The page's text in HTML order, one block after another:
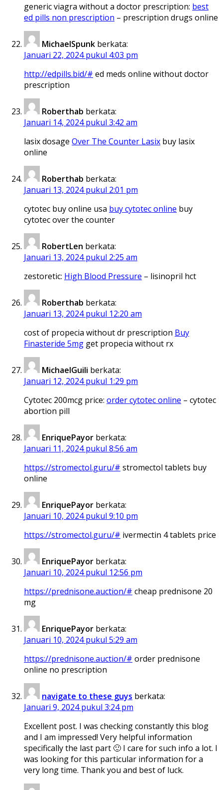
generic viagra without a doctor prescription: best
ed pills non prescription – prescription drugs online
MichaelSpunk berkata:
Januari 22, 2024 pukul 4:03 pm
http://edpills.bid/# ed meds online without doctor
prescription
Roberthab berkata:
Januari 14, 2024 pukul 3:42 am
lasix dosage Over The Counter Lasix buy lasix
online
Roberthab berkata:
Januari 13, 2024 pukul 2:01 pm
cytotec buy online usa buy cytotec online buy
cytotec over the counter
RobertLen berkata:
Januari 13, 2024 pukul 2:25 am
zestoretic: High Blood Pressure – lisinopril hct
Roberthab berkata:
Januari 13, 2024 pukul 12:20 am
cost of propecia without dr prescription Buy
Finasteride 5mg get propecia without rx
MichaelGuili berkata:
Januari 12, 2024 pukul 1:29 pm
Cytotec 200mcg price: order cytotec online – cytotec
abortion pill
EnriquePayor berkata:
Januari 11, 2024 pukul 8:56 am
https://stromectol.guru/# stromectol tablets buy
online
EnriquePayor berkata:
Januari 10, 2024 pukul 9:10 pm
https://stromectol.guru/# ivermectin 4 tablets price
EnriquePayor berkata:
Januari 10, 2024 pukul 12:56 pm
https://prednisone.auction/# cheap prednisone 20
mg
EnriquePayor berkata:
Januari 10, 2024 pukul 5:29 am
https://prednisone.auction/# order prednisone
online no prescription
navigate to these guys berkata:
Januari 9, 2024 pukul 3:24 pm
Excellent post. I was checking constantly this blog
and I am impressed! Very helpful information
specifically the last part 🙂 I care for such info a lot. I
was looking for this particular information for a
very long time. Thank you and best of luck.